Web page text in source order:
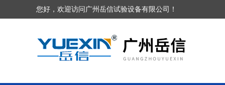
您好，欢迎访问广州岳信试验设备有限公司！